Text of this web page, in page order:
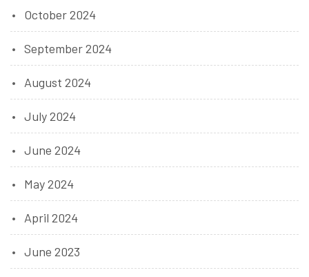
October 2024
September 2024
August 2024
July 2024
June 2024
May 2024
April 2024
June 2023